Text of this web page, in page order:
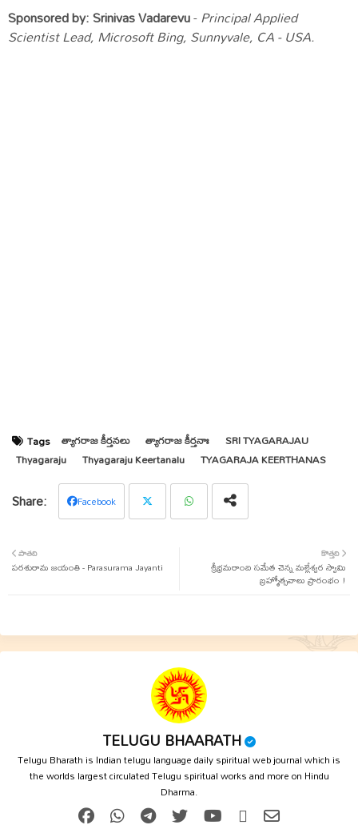
Sponsored by:Srinivas Vadarevu-Principal Applied
Scientist Lead, Microsoft Bing, Sunnyvale, CA - USA.
Tags త్యాగరాజ కీర్తనలు త్యాగరాజ కీర్తనాః
SRI TYAGARAJAU
Thyagaraju
Thyagaraju Keertanalu TYAGARAJA KEERTHANAS
Facebook
ter
కొత్తది
శ్రీభ్రమరాంబ సమేత చెన్న మల్లేశ్వర స్వామి
బ్రహ్మోత్సవాలు ప్రారంభం !
పాతది
పరశురామ జయంతి - Parasurama Jayanti
TELUGU BHAARATH
Telugu Bharath is Indian telugu language daily spiritual web journal which is
the worlds largest circulated Telugu spiritual works and more on Hindu
Dharma.